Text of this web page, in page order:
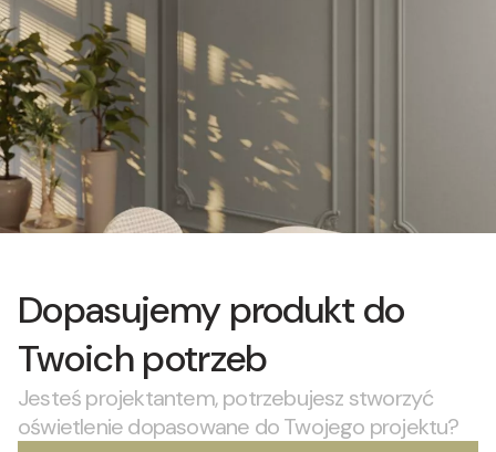
Dopasujemy produkt do
Twoich potrzeb
Jesteś projektantem, potrzebujesz stworzyć
oświetlenie dopasowane do Twojego projektu?